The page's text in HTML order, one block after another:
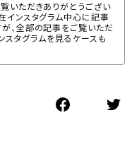
いただきありがとうござい
インスタグラム中心に記事
、全部の記事をご覧いただ
スタグラムを見るケースも